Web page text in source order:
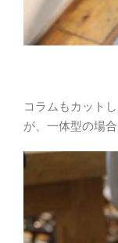
コラムもカット
が、一体型の場